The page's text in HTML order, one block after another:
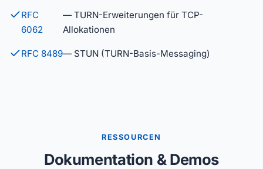
RFC
6062
— TURN-Erweiterungen für TCP-
Allokationen
RFC 8489— STUN (TURN-Basis-Messaging)
RESSOURCEN
Dokumentation & Demos